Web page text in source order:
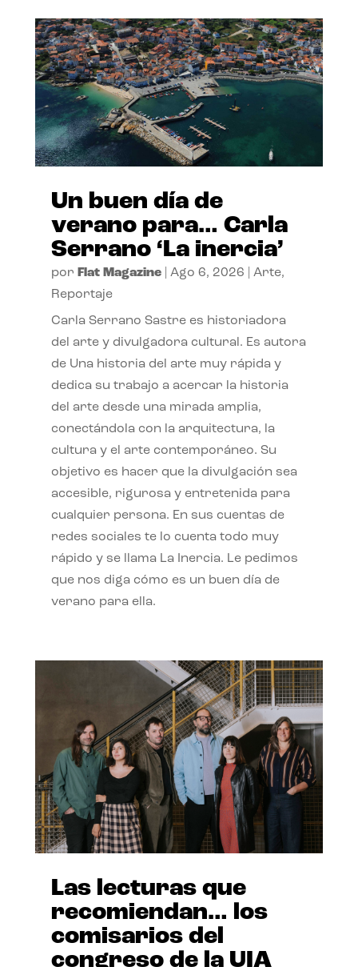
Un buen día de
verano para… Carla
Serrano ‘La inercia’
por Flat Magazine| Ago 6, 2026 Arte,
Reportaje
Carla Serrano Sastre es historiadora
del arte y divulgadora cultural. Es autora
de Una historia del arte muy rápida y
dedica su trabajo a acercar la historia
del arte desde una mirada amplia,
conectándola con la arquitectura, la
cultura y el arte contemporáneo. Su
objetivo es hacer que la divulgación sea
accesible, rigurosa y entretenida para
cualquier persona. En sus cuentas de
redes sociales te lo cuenta todo muy
rápido y se llama La Inercia. Le pedimos
que nos diga cómo es un buen día de
verano para ella.
Las lecturas que
recomiendan… los
comisarios del
congreso de la UIA